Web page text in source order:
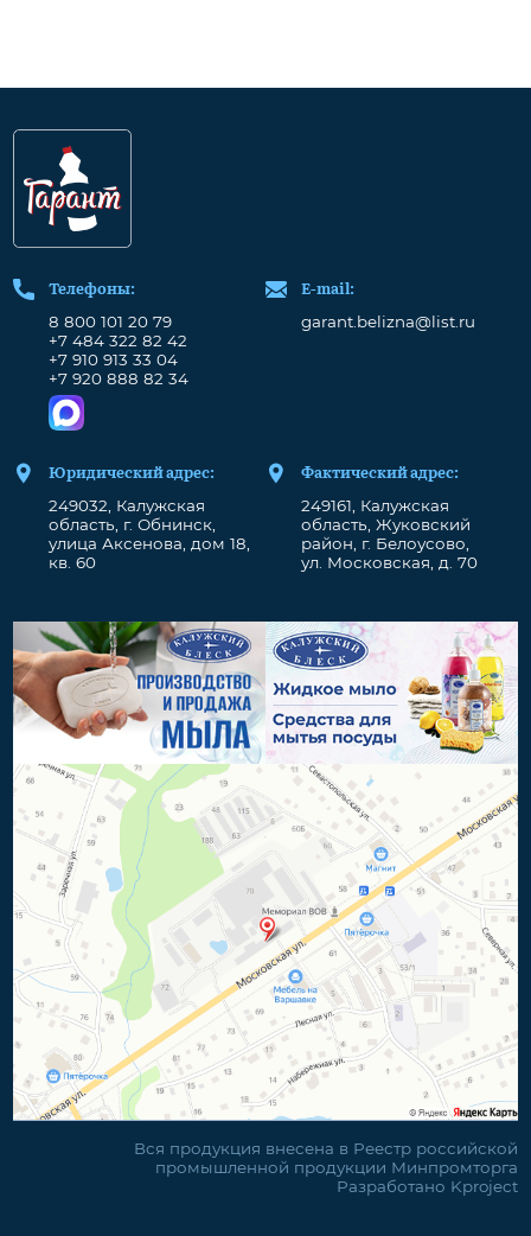
Телефоны:
8 800 101 20 79
+7 484 322 82 42
+7 910 913 33 04
+7 920 888 82 34
Е-mail:
garant.belizna@list.ru
Юридический адрес:
249032, Калужская
область, г. Обнинск,
улица Аксенова, дом 18,
кв. 60
Фактический адрес:
249161, Калужская
область, Жуковский
район, г. Белоусово,
ул. Московская, д. 70
Вся продукция внесена в Реестр российской
промышленной продукции Минпромторга
Разработано Kproject